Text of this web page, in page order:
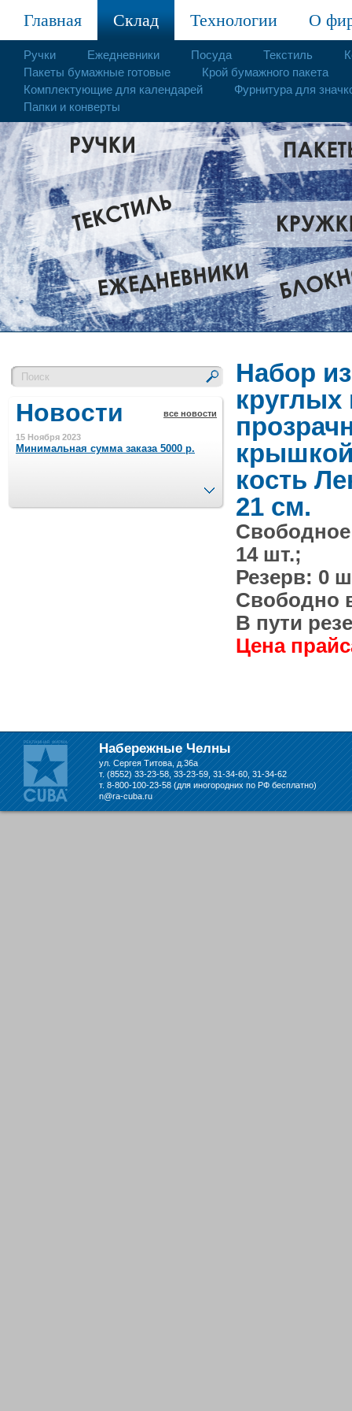
Главная Склад Технологии О
Ручки Ежедневники Посуда Текстиль
Пакеты бумажные готовые
Крой бумажного пакета
Комплектующие для календарей
Фурнитура для
Папки и конверты
Новости все новости
15 Ноября 2023
Минимальная сумма заказа 5000 р.
Шляпные коробочки производим
След.
Набор
круглых
кость
21 см.
14 шт.;
Резерв: 0
Свободно
В пути
Цена
Набережные Челны
ул. Сергея Титова, д.36а
т. (8552) 33-23-58, 33-23-59, 31-34-60, 31-34-62
т. 8-800-100-23-58 (для иногородних по РФ бесплатно)
n@ra-cuba.ru